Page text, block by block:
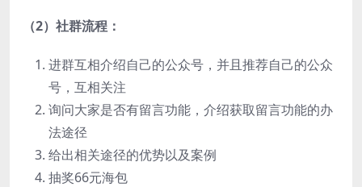
（2）社群流程：
进群互相介绍自己的公众号，并且推荐自己的公众
号，互相关注
询问大家是否有留言功能，介绍获取留言功能的办
法途径
给出相关途径的优势以及案例
抽奖66元海包